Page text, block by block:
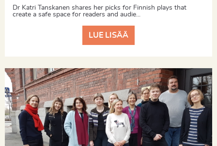
Dr Katri Tanskanen shares her picks for Finnish plays that
create a safe space for readers and audie...
LUE LISÄÄ